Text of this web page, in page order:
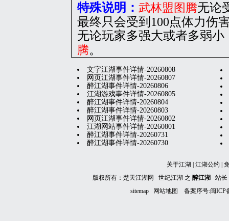
特殊说明： 武林盟图腾无论
最终只会受到100点体力伤
无论玩家多强大或者多弱
腾。
文字江湖事件详情-20260808
网页江湖事件详情-20260807
醉江湖事件详情-20260806
江湖游戏事件详情-20260805
醉江湖事件详情-20260804
醉江湖事件详情-20260803
网页江湖事件详情-20260802
江湖网站事件详情-20260801
醉江湖事件详情-20260731
醉江湖事件详情-20260730
关于江湖 江湖公约
版权所有：楚天江湖网 世纪江湖 之 醉江湖 站长
sitemap
网站地图 备案序号:闽ICP